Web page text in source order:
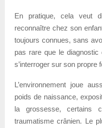
En pratique, cela veut
reconnaître chez son
toujours connues, sans
pas rare que le diagnostic
s’interroger sur son propre
L’environnement joue
poids de naissance,
la grossesse, certains
traumatisme crânien. Le